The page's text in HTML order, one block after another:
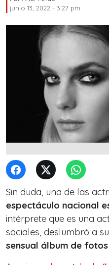
junio 13, 2022 - 3:27 pm
Sin duda, una de las
espectáculo nacional
intérprete que es una
sociales, deslumbró a
sensual álbum de